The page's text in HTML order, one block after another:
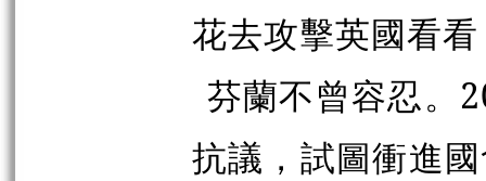
花去攻擊英國看
芬蘭不曾容忍。
抗議，試圖衝進